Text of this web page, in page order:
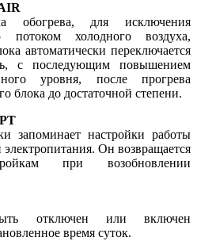
обогрева, для исключения
потоком холодного воздуха,
автоматически переключается
с последующим повышением
уровня, после прогрева
блока до достаточной степени.
запоминает настройки работы
Он возвращается
при возобновлении
отключен или включен
время суток.